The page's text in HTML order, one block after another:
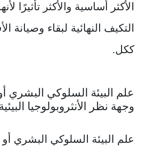
الأكثر أساسية والأكثر تأثيرًا
التكيف النهائية لبقاء وصيانة
ككل.
علم البيئة السلوكي البشري
وجهة نظر الأنثروبولوجيا
علم البيئة السلوكي البشري